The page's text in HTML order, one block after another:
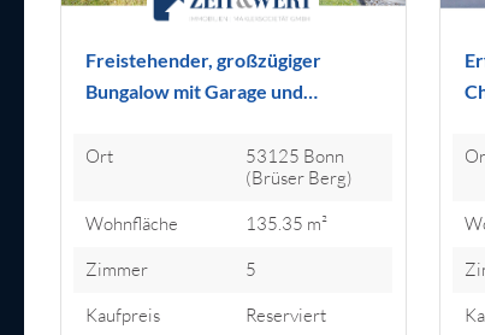
Freistehender, großzügiger
Bungalow mit Garage und…
Ort
53125 Bonn
(Brüser Berg)
Wohnfläche
135.35 m²
Zimmer
5
Kaufpreis
Reserviert